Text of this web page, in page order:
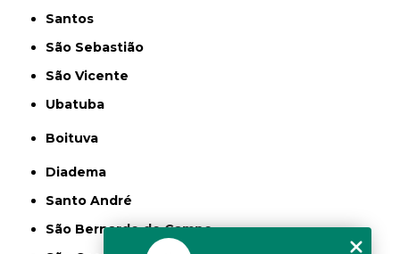
Santos
São Sebastião
São Vicente
Ubatuba
Boituva
Diadema
Santo André
São Bernardo do Campo